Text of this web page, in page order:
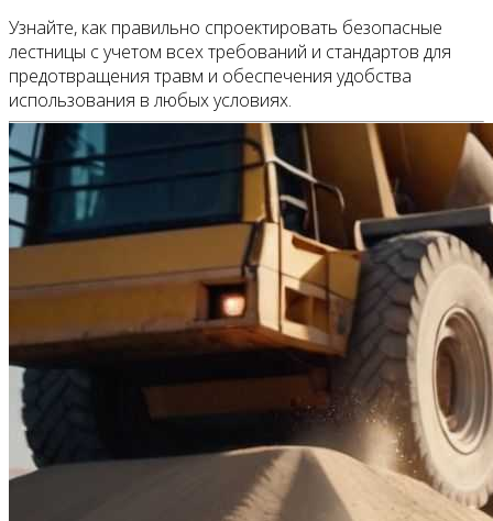
Узнайте, как правильно спроектировать безопасные
лестницы с учетом всех требований и стандартов для
предотвращения травм и обеспечения удобства
использования в любых условиях.